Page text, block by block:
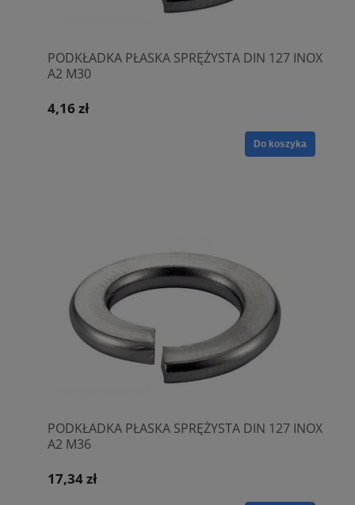
PODKŁADKA PŁASKA SPRĘŻYSTA DIN 127 INOX
A2 M30
4,16 zł
Do koszyka
PODKŁADKA PŁASKA SPRĘŻYSTA DIN 127 INOX
A2 M36
17,34 zł